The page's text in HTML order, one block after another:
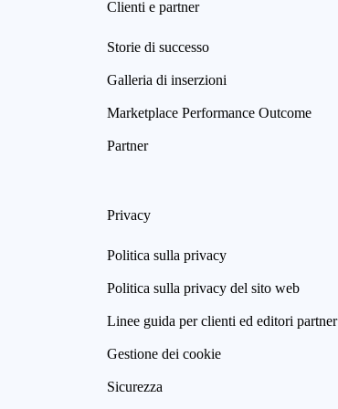
Clienti e partner
Storie di successo
Galleria di inserzioni
Marketplace Performance Outcome
Partner
Privacy
Politica sulla privacy
Politica sulla privacy del sito web
Linee guida per clienti ed editori partner
Gestione dei cookie
Sicurezza